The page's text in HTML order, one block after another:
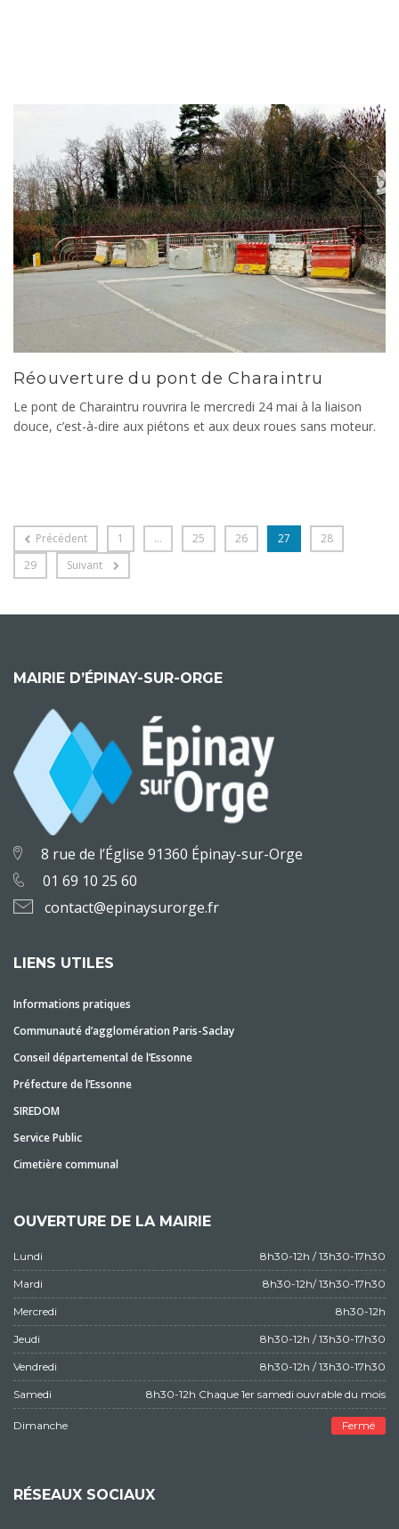
Réouverture du pont de Charaintru
Le pont de Charaintru rouvrira le mercredi 24 mai à la liaison
douce, c’est-à-dire aux piétons et aux deux roues sans moteur.
Précédent 1 … 25 26 27
28
29
Suivant
MAIRIE D’ÉPINAY-SUR-ORGE
8 rue de l’Église 91360 Épinay-sur-Orge
01 69 10 25 60
contact@epinaysurorge.fr
LIENS UTILES
Informations pratiques
Communauté d’agglomération Paris-Saclay
Conseil départemental de l’Essonne
Préfecture de l’Essonne
SIREDOM
Service Public
Cimetière communal
OUVERTURE DE LA MAIRIE
Lundi 8h30-12h / 13h30-17h30
Mardi 8h30-12h/ 13h30-17h30
Mercredi 8h30-12h
Jeudi 8h30-12h / 13h30-17h30
Vendredi 8h30-12h / 13h30-17h30
Samedi 8h30-12h Chaque 1er samedi ouvrable du mois
Dimanche Fermé
RÉSEAUX SOCIAUX